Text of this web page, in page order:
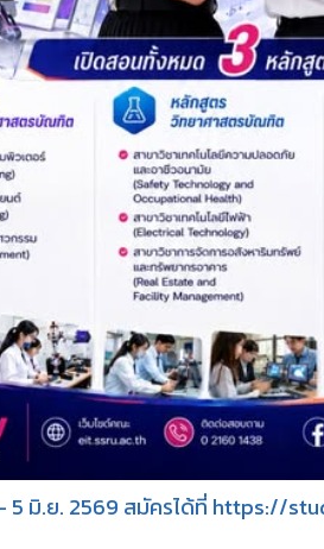
5 มิ.ย. 2569 สมัครได้ที่ https://